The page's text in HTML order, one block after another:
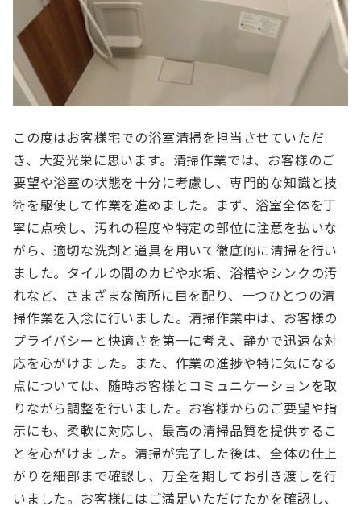
この度はお客様宅での浴室清掃を担当させていただ
き、大変光栄に思います。清掃作業では、お客様のご
要望や浴室の状態を十分に考慮し、専門的な知識と技
術を駆使して作業を進めました。まず、浴室全体を丁
寧に点検し、汚れの程度や特定の部位に注意を払いな
がら、適切な洗剤と道具を用いて徹底的に清掃を行い
ました。タイルの間のカビや水垢、浴槽やシンクの汚
れなど、さまざまな箇所に目を配り、一つひとつの清
掃作業を入念に行いました。清掃作業中は、お客様の
プライバシーと快適さを第一に考え、静かで迅速な対
応を心がけました。また、作業の進捗や特に気になる
点については、随時お客様とコミュニケーションを取
りながら調整を行いました。お客様からのご要望や指
示にも、柔軟に対応し、最高の清掃品質を提供するこ
とを心がけました。清掃が完了した後は、全体の仕上
がりを細部まで確認し、万全を期してお引き渡しを行
いました。お客様にはご満足いただけたかを確認し、